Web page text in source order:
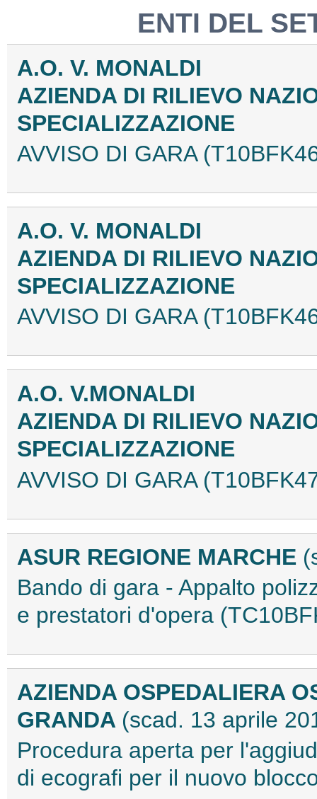
ENTI DEL
A.O. V. MONALDI
AZIENDA DI RILIEVO
SPECIALIZZAZIONE
AVVISO DI GARA
A.O. V. MONALDI
AZIENDA DI RILIEVO
SPECIALIZZAZIONE
AVVISO DI GARA
A.O. V.MONALDI
AZIENDA DI RILIEVO
SPECIALIZZAZIONE
AVVISO DI GARA
ASUR REGIONE MARCHE
Bando di gara - Appalto
e prestatori d'opera
AZIENDA OSPEDALIERA
GRANDA (scad. 13 aprile
Procedura aperta per
di ecografi per il nuovo